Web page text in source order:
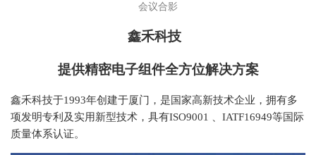
会议合影
鑫禾科技
提供精密电子组件全方位解决方案
鑫禾科技于1993年创建于厦门，是国家高新技术企业，拥有多
项发明专利及实用新型技术，具有ISO9001 、IATF16949等国际
质量体系认证。